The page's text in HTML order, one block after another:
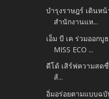
บำรุงราษฎร์ เดินห
สำนักงานแห...
เอ็ม บี เค ร่วมออก
MISS ECO ...
ดีโด้ เสิร์ฟความสด
ส้...
อิ่มอร่อยตามแบบฉบั